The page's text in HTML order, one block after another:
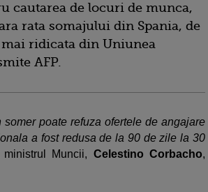
cautarea de locuri de munca,
rata somajului din Spania, de
mai ridicata din Uniunea
AFP.
poate refuza ofertele de angajare
a fost redusa de la 90 de zile la 30
Muncii, Celestino Corbacho,